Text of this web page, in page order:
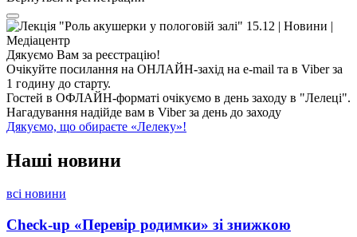
Дякуємо Вам за реєстрацію!
Очікуйте посилання на ОНЛАЙН-захід на e-mail та в Viber за
1 годину до старту.
Гостей в ОФЛАЙН-форматі очікуємо в день заходу в "Лелеці".
Нагадування надійде вам в Viber за день до заходу
Дякуємо, що обираєте «Лелеку»!
Наші новини
всі новини
Check-up «Перевір родимки» зі знижкою